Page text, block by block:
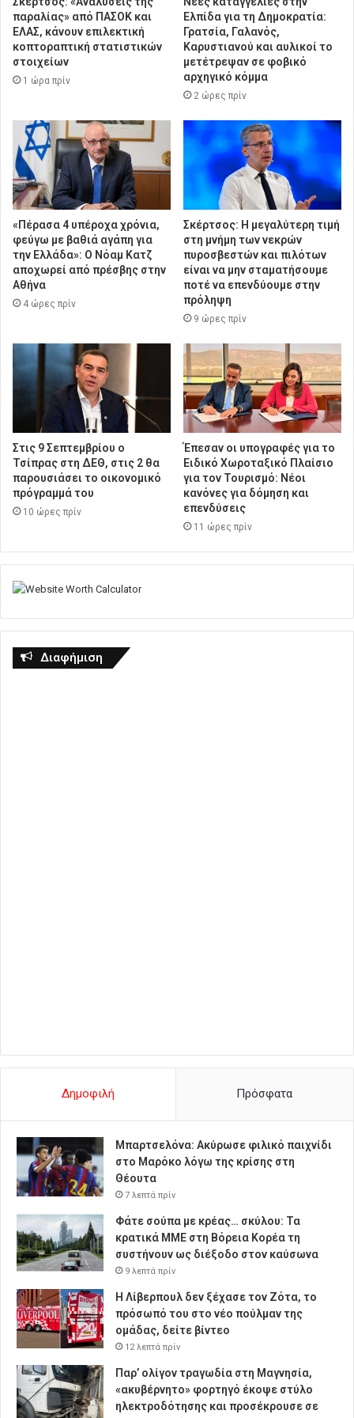
παραλίας» από ΠΑΣΟΚ και
ΕΛΑΣ, κάνουν επιλεκτική
κοπτοραπτική στατιστικών
στοιχείων
1 ώρα πρίν
Ελπίδα για τη Δημοκρατία:
Γρατσία, Γαλανός,
Καρυστιανού και αυλικοί το
μετέτρεψαν σε φοβικό
αρχηγικό κόμμα
2 ώρες πρίν
«Πέρασα 4 υπέροχα χρόνια,
φεύγω με βαθιά αγάπη για
την Ελλάδα»: Ο Νόαμ Κατζ
αποχωρεί από πρέσβης στην
Αθήνα
4 ώρες πρίν
Σκέρτσος: Η μεγαλύτερη τιμή
στη μνήμη των νεκρών
πυροσβεστών και πιλότων
είναι να μην σταματήσουμε
ποτέ να επενδύουμε στην
πρόληψη
9 ώρες πρίν
Στις 9 Σεπτεμβρίου ο
Τσίπρας στη ΔΕΘ, στις 2 θα
παρουσιάσει το οικονομικό
πρόγραμμά του
10 ώρες πρίν
Έπεσαν οι υπογραφές για το
Ειδικό Χωροταξικό Πλαίσιο
για τον Τουρισμό: Νέοι
κανόνες για δόμηση και
επενδύσεις
11 ώρες πρίν
Διαφήμιση
Δημοφιλή Πρόσφατα
Μπαρτσελόνα: Ακύρωσε φιλικό παιχνίδι
στο Μαρόκο λόγω της κρίσης στη
Θέουτα
7 λεπτά πρίν
Φάτε σούπα με κρέας… σκύλου: Τα
κρατικά ΜΜΕ στη Βόρεια Κορέα τη
συστήνουν ως διέξοδο στον καύσωνα
9 λεπτά πρίν
Η Λίβερπουλ δεν ξέχασε τον Ζότα, το
πρόσωπό του στο νέο πούλμαν της
ομάδας, δείτε βίντεο
12 λεπτά πρίν
Παρ’ ολίγον τραγωδία στη Μαγνησία,
«ακυβέρνητο» φορτηγό έκοψε στύλο
ηλεκτροδότησης και προσέκρουσε σε